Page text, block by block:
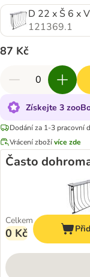
D 22 x Š 6 x
121369.1
87 Kč
Získejte 3
Dodání za 1-3 pracovní
Vrácení zbožívíce zde
Často
Celkem
0 Kč